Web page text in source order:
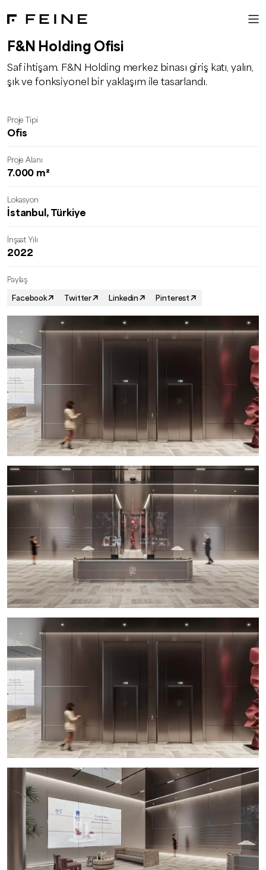
F&N Holding Ofisi
Saf ihtişam. F&N Holding merkez binası giriş katı, yalın,
şık ve fonksiyonel bir yaklaşım ile tasarlandı.
Proje Tipi
Ofis
Proje Alanı
7.000 m²
Lokasyon
İstanbul, Türkiye
İnşaat Yılı
2022
Paylaş
Facebook
Twitter Linkedin Pinterest